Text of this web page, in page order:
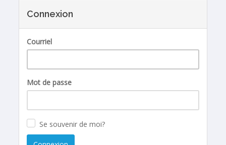
Connexion
Courriel
Mot de passe
Se souvenir de moi?